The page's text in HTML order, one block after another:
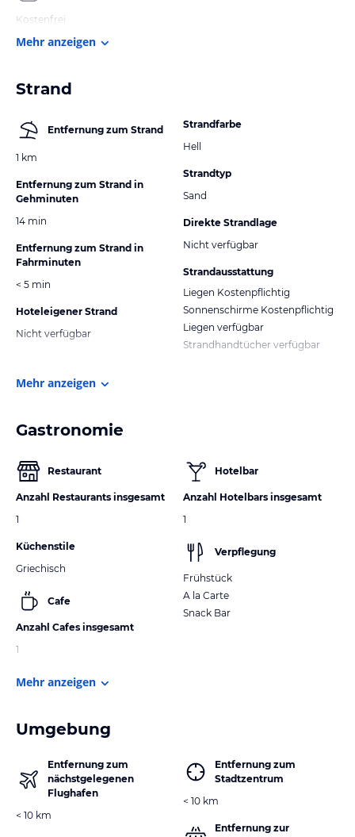
Kostenfrei
Mehr anzeigen
Strand
Entfernung zum Strand
1 km
Entfernung zum Strand in
Gehminuten
14 min
Entfernung zum Strand in
Fahrminuten
< 5 min
Hoteleigener Strand
Nicht verfügbar
Strandfarbe
Hell
Strandtyp
Sand
Direkte Strandlage
Nicht verfügbar
Strandausstattung
Liegen Kostenpflichtig
Sonnenschirme Kostenpflichtig
Liegen verfügbar
Strandhandtücher verfügbar
Mehr anzeigen
Gastronomie
Restaurant
Anzahl Restaurants insgesamt
1
Küchenstile
Griechisch
Cafe
Anzahl Cafes insgesamt
1
Hotelbar
Anzahl Hotelbars insgesamt
1
Verpflegung
Frühstück
A la Carte
Snack Bar
Mehr anzeigen
Umgebung
Entfernung zum
nächstgelegenen
Flughafen
< 10 km
Entfernung zum
Stadtzentrum
< 10 km
Entfernung zur